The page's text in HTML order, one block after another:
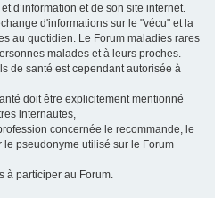
d’information et de son site internet.
d'informations sur le "vécu" et la
au quotidien. Le Forum maladies rares
malades et à leurs proches.
de santé est cependant autorisée à
doit être explicitement mentionné
internautes,
concernée le recommande, le
pseudonyme utilisé sur le Forum
à participer au Forum.